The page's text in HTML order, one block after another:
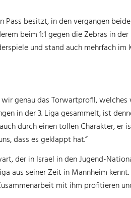
besitzt, in den vergangen
beim 1:1 gegen die Zebras in
und stand auch mehrfach im
genau das Torwartprofil, welches
in der 3. Liga gesammelt, ist
durch einen tollen Charakter, er
dass es geklappt hat.“
der in Israel in den Jugend-
aus seiner Zeit in Mannheim
mit ihm profitieren